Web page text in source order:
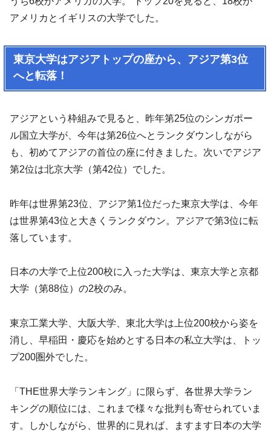
アメリカとイギリスの大学でした。
東京大学はアジアトップの座から、アジア第3位
へと転落！
アジアという枠組みで見ると、昨年第25位のシンガポー
ル国立大学が、今年は第26位へとランクダウンしながら
も、初めてアジアの首位の座に付きました。次いでアジア
第2位は北京大学（第42位）でした。
昨年は世界第23位、アジア第1位だった東京大学は、今年
は世界第43位と大きくランクダウン。アジアで第3位に転
落しています。
日本の大学で上位200校に入った大学は、東京大学と京都
大学（第88位）の2校のみ。
東京工業大学、大阪大学、東北大学は上位200校から姿を
消し、早稲田・慶応を始めとする日本の私立大学は、トッ
プ200圏外でした。
「THE世界大学ランキング」に限らず、各世界大学ラン
キングの順位には、これまで様々な批判も寄せられていま
す。しかしながら、世界的に見れば、ますます日本の大学